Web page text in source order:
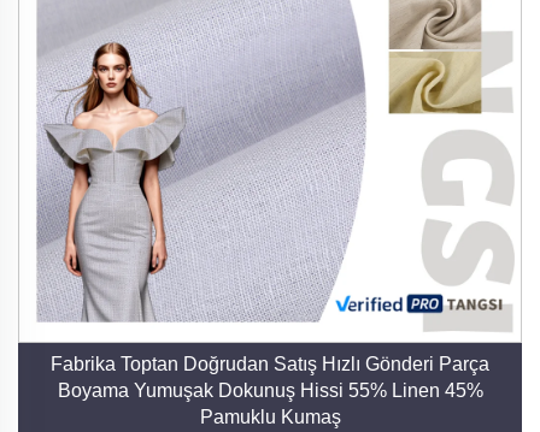
Fabrika Toptan Doğrudan Satış Hızlı Gönderi Parça
Boyama Yumuşak Dokunuş Hissi 55% Linen 45%
Pamuklu Kumaş